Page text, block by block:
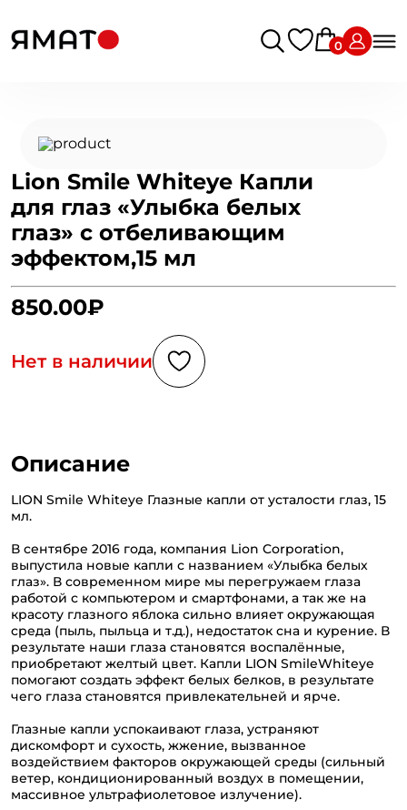
0
Lion Smile Whiteye Капли
для глаз «Улыбка белых
глаз» с отбеливающим
эффектом,15 мл
850.00₽
Нет в наличии
Описание
LION Smile Whiteye Глазные капли от усталости глаз, 15
мл.
В сентябре 2016 года, компания Lion Corporation,
выпустила новые капли с названием «Улыбка белых
глаз». В современном мире мы перегружаем глаза
работой с компьютером и смартфонами, а так же на
красоту глазного яблока сильно влияет окружающая
среда (пыль, пыльца и т.д.), недостаток сна и курение. В
результате наши глаза становятся воспалённые,
приобретают желтый цвет. Капли LION SmileWhiteye
помогают создать эффект белых белков, в результате
чего глаза становятся привлекательней и ярче.
Глазные капли успокаивают глаза, устраняют
дискомфорт и сухость, жжение, вызванное
воздействием факторов окружающей среды (сильный
ветер, кондиционированный воздух в помещении,
массивное ультрафиолетовое излучение).